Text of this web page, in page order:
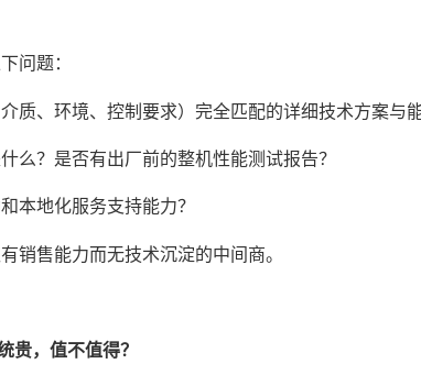
问题：
质、环境、控制要求）完全匹配的详细技术方案与能
么？是否有出厂前的整机性能测试报告？
本地化服务支持能力？
销售能力而无技术沉淀的中间商。
贵，值不值得？